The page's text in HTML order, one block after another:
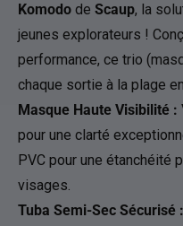
Komodo de Scaup, la
jeunes explorateurs !
performance, ce trio
chaque sortie à la plage
Masque Haute Visibilité :
pour une clarté
PVC pour une étanchéité
visages.
Tuba Semi-Sec Sécurisé :